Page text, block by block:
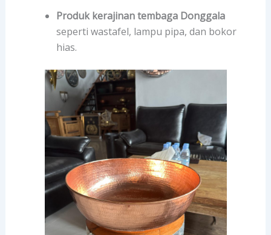
Produk kerajinan tembaga Donggala
seperti wastafel, lampu pipa, dan bokor
hias.